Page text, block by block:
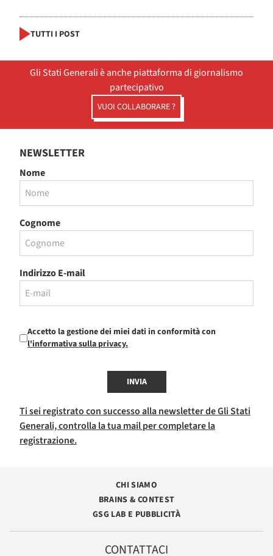
TUTTI I POST
Gli Stati Generali è anche piattaforma di giornalismo
partecipativo
VUOI COLLABORARE ?
NEWSLETTER
Nome
Cognome
Indirizzo E-mail
Accetto la gestione dei miei dati in conformità con
l'informativa sulla privacy.
INVIA
Ti sei registrato con successo alla newsletter de Gli Stati
Generali, controlla la tua mail per completare la
registrazione.
CHI SIAMO
BRAINS & CONTEST
GSG LAB E PUBBLICITÀ
CONTATTACI